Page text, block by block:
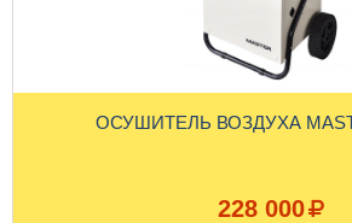
ОСУШИТЕЛЬ ВОЗДУХА
228 000